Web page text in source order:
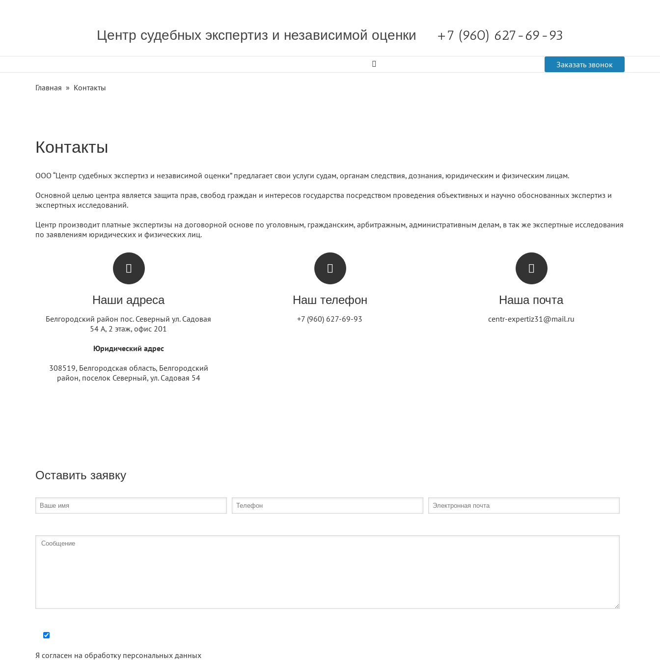
Центр судебных экспертиз и независимой оценки +7 (960) 627-69-93
 Заказать звонок
Главная » Контакты
Контакты
ООО “Центр судебных экспертиз и независимой оценки” предлагает свои услуги судам, органам следствия, дознания, юридическим и физическим лицам.
Основной целью центра является защита прав, свобод граждан и интересов государства посредством проведения объективных и научно обоснованных экспертиз и
экспертных исследований.
Центр производит платные экспертизы на договорной основе по уголовным, гражданским, арбитражным, административным делам, в так же экспертные исследования
по заявлениям юридических и физических лиц.
Наши адреса
Белгородский район пос. Северный ул. Садовая
54 А, 2 этаж, офис 201
Юридический адрес
308519, Белгородская область, Белгородский
район, поселок Северный, ул. Садовая 54
Наш телефон
+7 (960) 627-69-93
Наша почта
centr-expertiz31@mail.ru
Оставить заявку
Я согласен на обработку персональных данных